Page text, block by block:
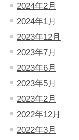
2024年2月
2024年1月
2023年12月
2023年7月
2023年6月
2023年5月
2023年2月
2022年12月
2022年3月